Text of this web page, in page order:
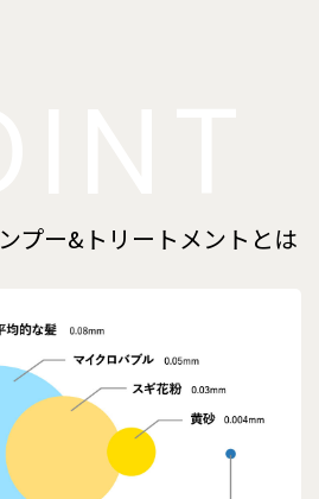
プー&トリートメントとは